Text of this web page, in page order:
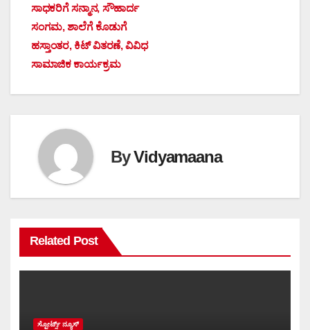
ಸಾಧಕರಿಗೆ ಸನ್ಮಾನ, ಸೌಹಾರ್ದ
ಸಂಗಮ, ಶಾಲೆಗೆ ಕೊಡುಗೆ
ಹಸ್ತಾಂತರ, ಕಿಟ್ ವಿತರಣೆ, ವಿವಿಧ
ಸಾಮಾಜಿಕ ಕಾರ್ಯಕ್ರಮ
ByVidyamaana
Related Post
ಸ್ಪೋರ್ಟ್ಸ್ ನ್ಯೂಸ್